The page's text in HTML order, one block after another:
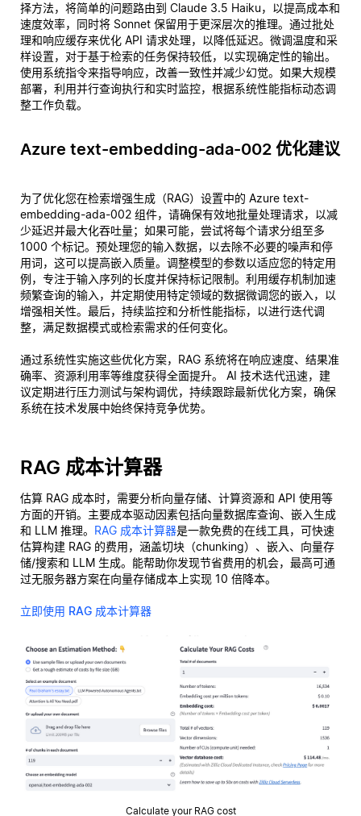
择方法，将简单的问题路由到 Claude 3.5 Haiku，以提高成本和
速度效率，同时将 Sonnet 保留用于更深层次的推理。通过批处
理和响应缓存来优化 API 请求处理，以降低延迟。微调温度和采
样设置，对于基于检索的任务保持较低，以实现确定性的输出。
使用系统指令来指导响应，改善一致性并减少幻觉。如果大规模
部署，利用并行查询执行和实时监控，根据系统性能指标动态调
整工作负载。
Azure text-embedding-ada-002 优化建议
为了优化您在检索增强生成（RAG）设置中的 Azure text-
embedding-ada-002 组件，请确保有效地批量处理请求，以减
少延迟并最大化吞吐量；如果可能，尝试将每个请求分组至多
1000 个标记。预处理您的输入数据，以去除不必要的噪声和停
用词，这可以提高嵌入质量。调整模型的参数以适应您的特定用
例，专注于输入序列的长度并保持标记限制。利用缓存机制加速
频繁查询的输入，并定期使用特定领域的数据微调您的嵌入，以
增强相关性。最后，持续监控和分析性能指标，以进行迭代调
整，满足数据模式或检索需求的任何变化。
通过系统性实施这些优化方案，RAG 系统将在响应速度、结果准
确率、资源利用率等维度获得全面提升。 AI 技术迭代迅速，建
议定期进行压力测试与架构调优，持续跟踪最新优化方案，确保
系统在技术发展中始终保持竞争优势。
RAG 成本计算器
估算 RAG 成本时，需要分析向量存储、计算资源和 API 使用等
方面的开销。主要成本驱动因素包括向量数据库查询、嵌入生成
和 LLM 推理。 RAG 成本计算器是一款免费的在线工具，可快速
估算构建 RAG 的费用，涵盖切块（chunking）、嵌入、向量存
储/搜索和 LLM 生成。能帮助你发现节省费用的机会，最高可通
过无服务器方案在向量存储成本上实现 10 倍降本。
立即使用 RAG 成本计算器
Calculate your RAG cost